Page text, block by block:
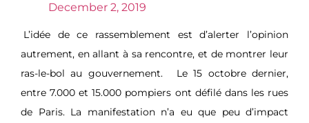
December 2, 2019
L’idée de ce rassemblement est d’alerter l’opinion
autrement, en allant à sa rencontre, et de montrer leur
ras-le-bol au gouvernement.
Le 15 octobre dernier,
entre 7.000 et 15.000 pompiers ont défilé dans les rues
de Paris. La manifestation n’a eu que peu d’impact